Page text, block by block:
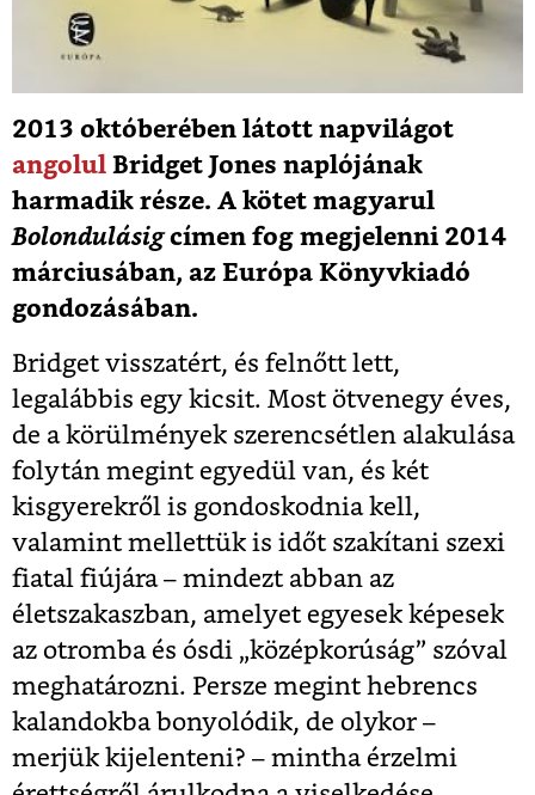
2013 októberében látott napvilágot
angolul Bridget Jones naplójának
harmadik része. A kötet magyarul
Bolondulásigcímen fog megjelenni 2014
márciusában, az Európa Könyvkiadó
gondozásában.
Bridget visszatért, és felnőtt lett,
legalábbis egy kicsit. Most ötvenegy éves,
de a körülmények szerencsétlen alakulása
folytán megint egyedül van, és két
kisgyerekről is gondoskodnia kell,
valamint mellettük is időt szakítani szexi
fiatal fiújára – mindezt abban az
életszakaszban, amelyet egyesek képesek
az otromba és ósdi „középkorúság” szóval
meghatározni. Persze megint hebrencs
kalandokba bonyolódik, de olykor –
merjük kijelenteni? – mintha érzelmi